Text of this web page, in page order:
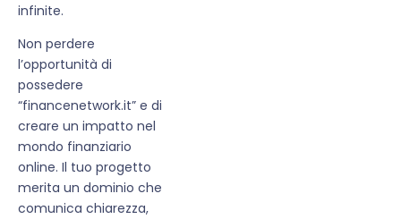
infinite.
Non perdere
l’opportunità di
possedere
“financenetwork.it” e di
creare un impatto nel
mondo finanziario
online. Il tuo progetto
merita un dominio che
comunica chiarezza,